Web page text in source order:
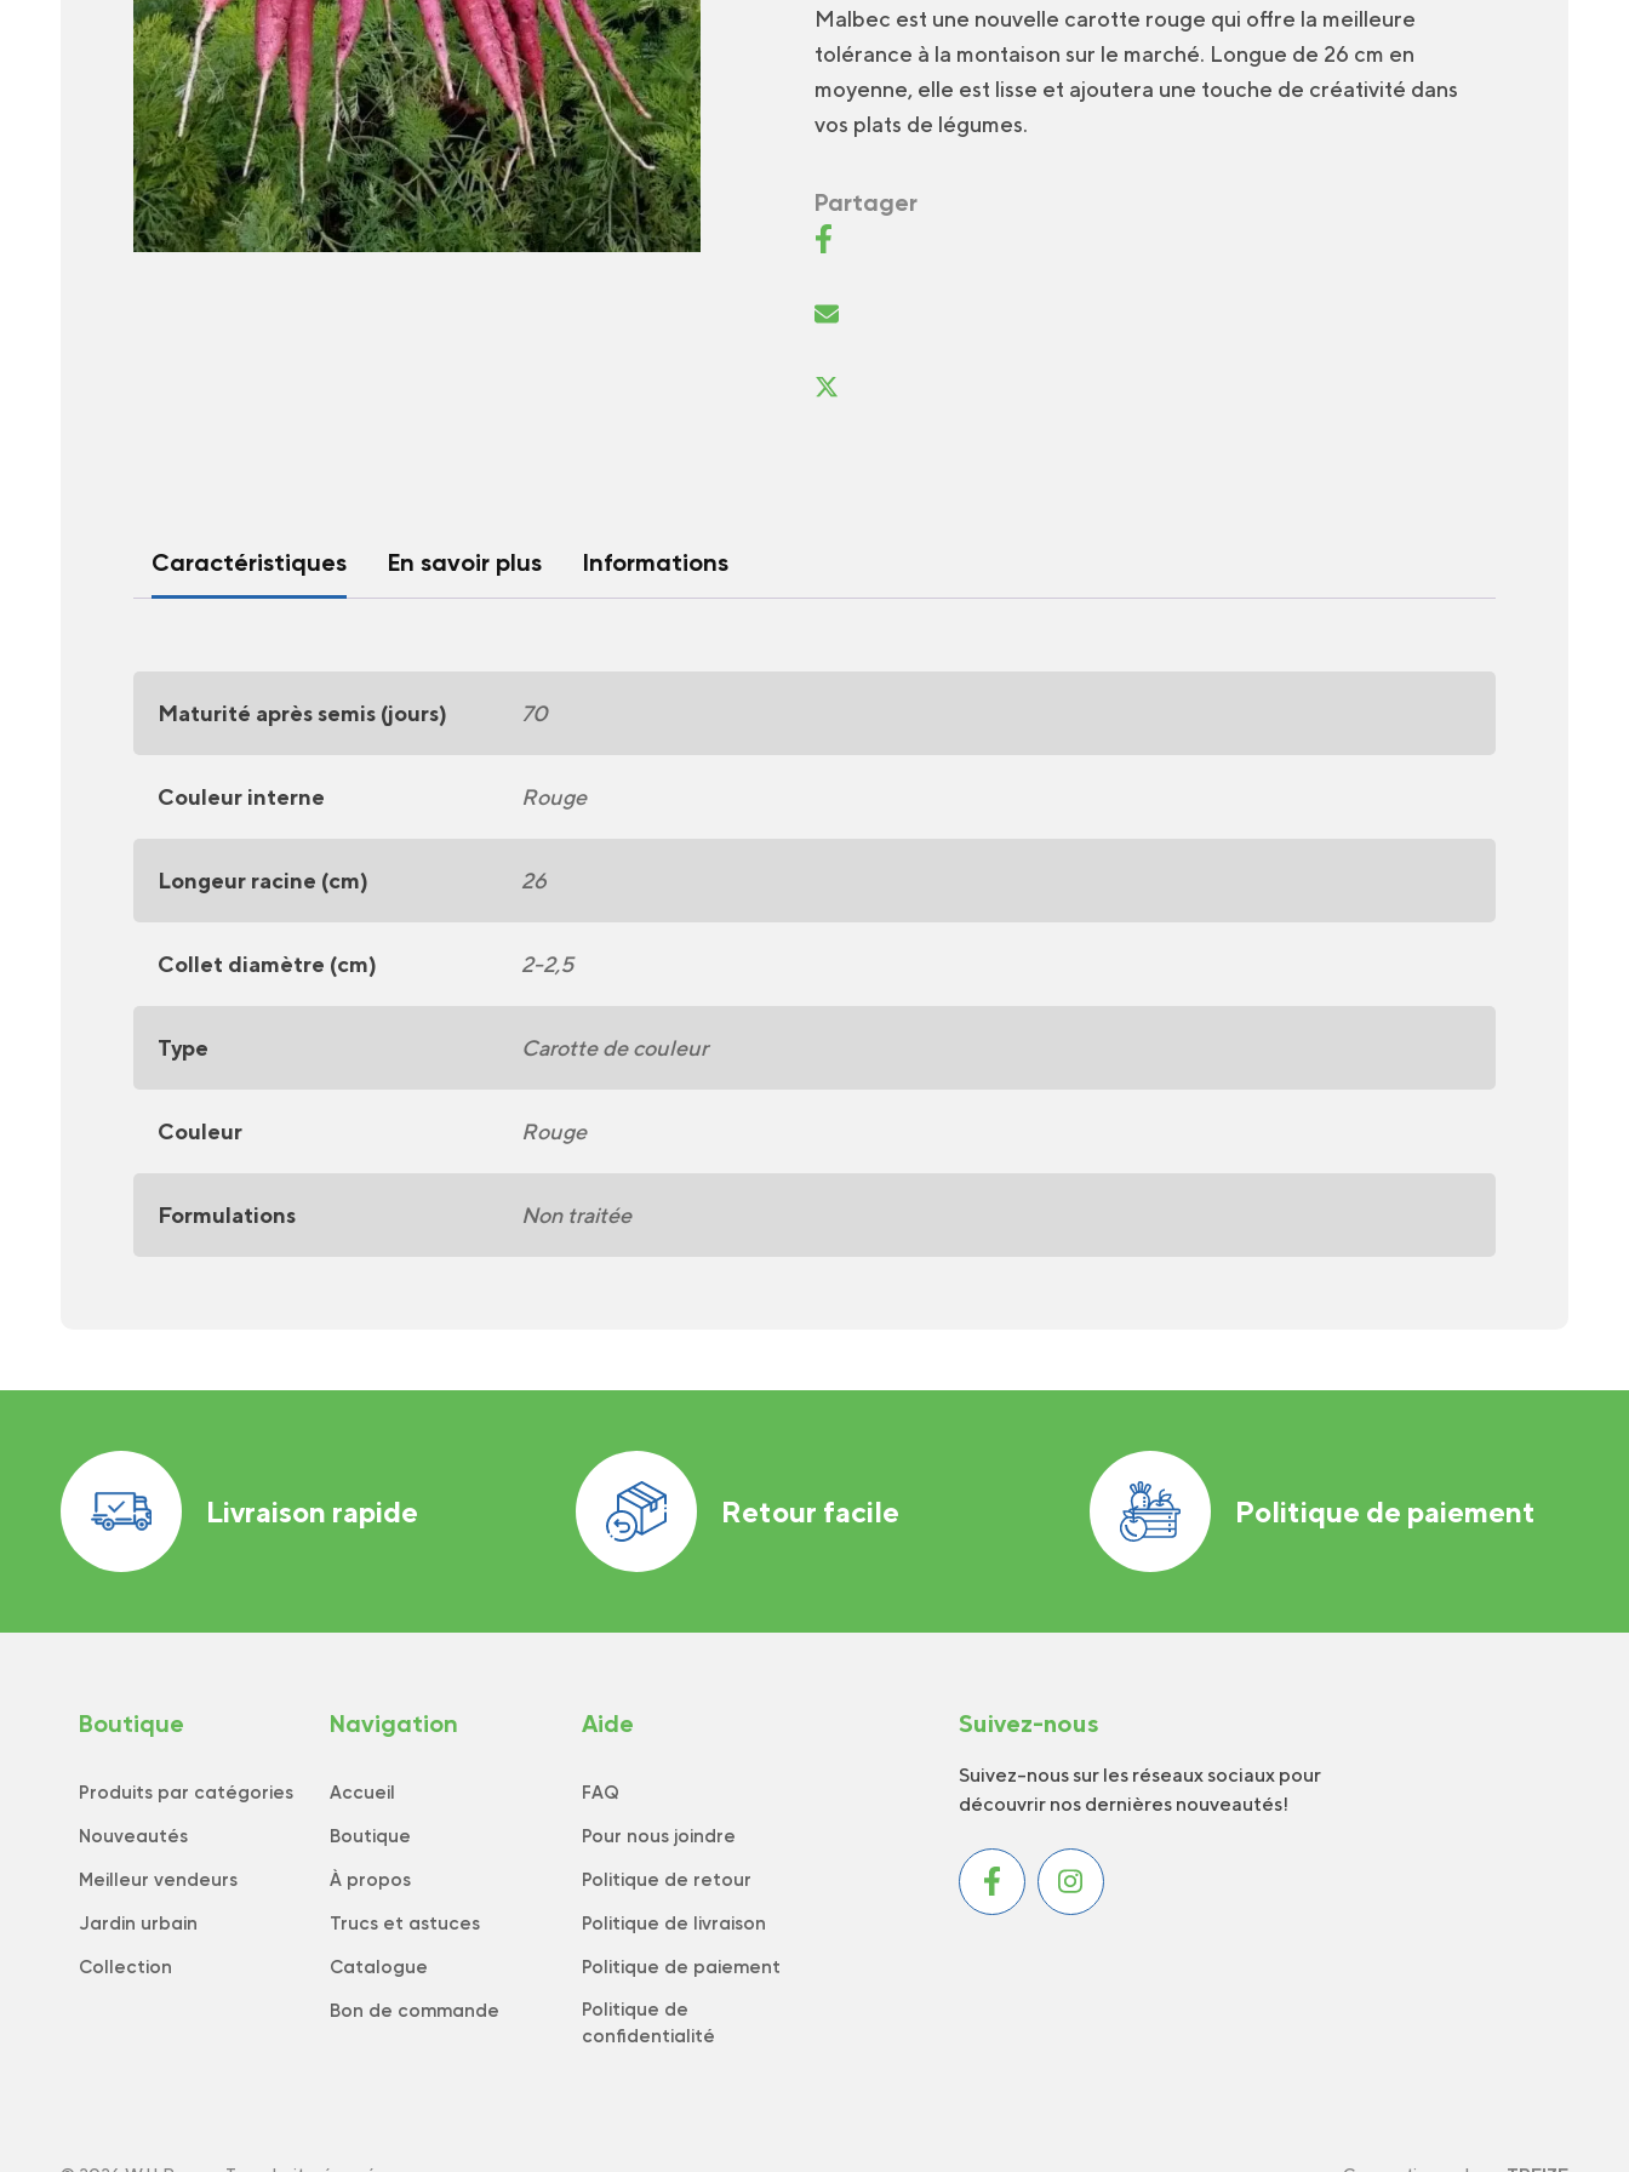
Malbec est une nouvelle carotte rouge qui offre la meilleure
tolérance à la montaison sur le marché. Longue de 26 cm en
moyenne, elle est lisse et ajoutera une touche de créativité dans
vos plats de légumes.
Partager
Caractéristiques En savoir plus Informations
Maturité après semis (jours) 70
Couleur interne Rouge
Longeur racine (cm) 26
Collet diamètre (cm) 2-2,5
Type Carotte de couleur
Couleur Rouge
Formulations Non traitée
Livraison rapide Retour facile Politique de paiement
Boutique
Produits par catégories
Nouveautés
Meilleur vendeurs
Jardin urbain
Collection
Navigation
Accueil
Boutique
À propos
Trucs et astuces
Catalogue
Bon de commande
Aide
FAQ
Pour nous joindre
Politique de retour
Politique de livraison
Politique de paiement
Politique de
confidentialité
Suivez-nous
Suivez-nous sur les réseaux sociaux pour
découvrir nos dernières nouveautés!